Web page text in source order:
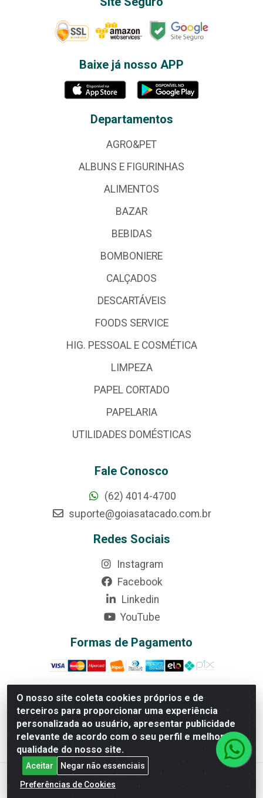
O nosso site coleta cookies próprios e de
terceiros para proporcionar uma experiência
personalizada ao usuário, apresentar publicidade
relevante de acordo com o seu perfil e melhorar a
qualidade do nosso site.
Aceitar
Negar não essenciais
Preferências de Cookies
Baixe já nosso APP
Departamentos
AGRO&PET
ALBUNS E FIGURINHAS
ALIMENTOS
BAZAR
BEBIDAS
BOMBONIERE
CALÇADOS
DESCARTÁVEIS
FOODS SERVICE
HIG. PESSOAL E COSMÉTICA
LIMPEZA
PAPEL CORTADO
PAPELARIA
UTILIDADES DOMÉSTICAS
Fale Conosco
(62) 4014-4700
suporte@goiasatacado.com.br
Redes Sociais
Instagram
Facebook
Linkedin
YouTube
Formas de Pagamento
Rede Brasil - Avenida Universitária, nº 3860, Jardim das
Américas II Etapa - Anápolis/GO - CEP 75070-415 -
CNPJ 07.728.073/0002-24